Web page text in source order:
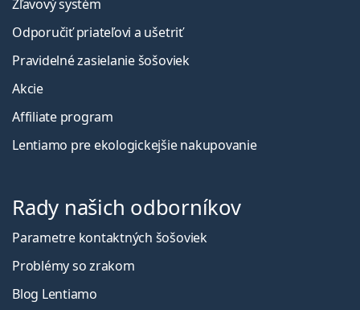
Zľavový systém
Odporučiť priateľovi a ušetriť
Pravidelné zasielanie šošoviek
Akcie
Affiliate program
Lentiamo pre ekologickejšie nakupovanie
Rady našich odborníkov
Parametre kontaktných šošoviek
Problémy so zrakom
Blog Lentiamo